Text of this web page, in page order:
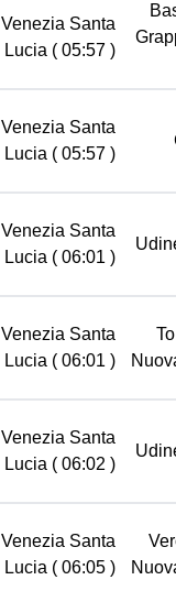
Venezia Santa
Lucia ( 05:57 )
Venezia Santa
Lucia ( 05:57 )
Venezia Santa
Lucia ( 06:01 )
Venezia Santa
Lucia ( 06:01 )
Venezia Santa
Lucia ( 06:02 )
Venezia Santa
Lucia ( 06:05 )